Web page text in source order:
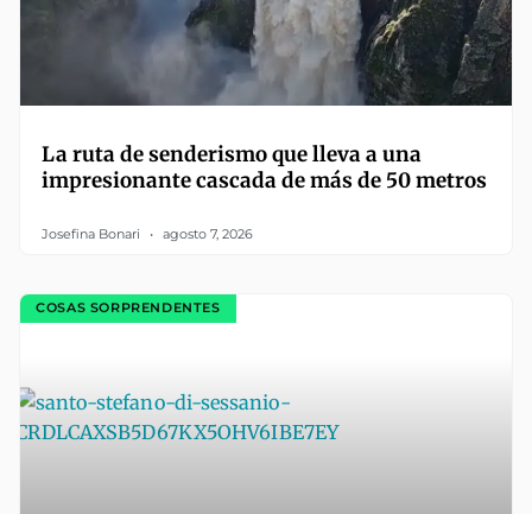
La ruta de senderismo que lleva a una
impresionante cascada de más de 50 metros
Josefina Bonari agosto 7, 2026
COSAS SORPRENDENTES